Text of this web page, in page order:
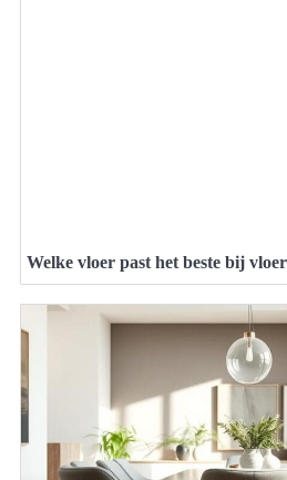
Welke vloer past het beste bij